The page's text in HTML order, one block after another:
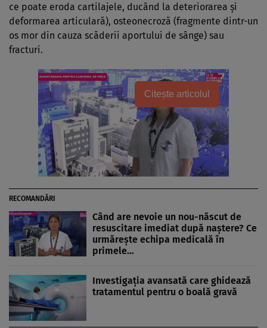
ce poate eroda cartilajele, ducând la deteriorarea și
deformarea articulară), osteonecroză (fragmente dintr-un
os mor din cauza scăderii aportului de sânge) sau
fracturi.
Citește articolul
RECOMANDĂRI
Când are nevoie un nou-născut de
resuscitare imediat după naștere? Ce
urmărește echipa medicală în
primele…
Investigația avansată care ghidează
tratamentul pentru o boală gravă